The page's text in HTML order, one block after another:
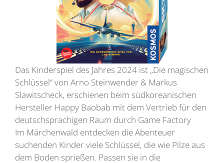
Das Kinderspiel des Jahres 2024 ist „Die magischen
Schlüssel“ von Arno Steinwender & Markus
Slawitscheck, erschienen beim südkoreanischen
Hersteller Happy Baobab mit dem Vertrieb für den
deutschsprachigen Raum durch Game Factory
Im Märchenwald entdecken die Abenteuer
suchenden Kinder viele Schlüssel, die wie Pilze aus
dem Boden sprießen. Passen sie in die